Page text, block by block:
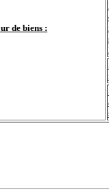
de biens :